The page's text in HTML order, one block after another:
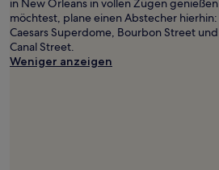
in New Orleans in vollen Zügen genießen
möchtest, plane einen Abstecher hierhin:
Caesars Superdome, Bourbon Street und
Canal Street.
Weniger anzeigen